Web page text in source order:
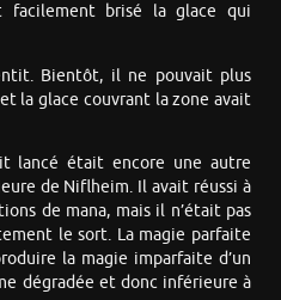
facilement brisé la glace qui
Bientôt, il ne pouvait plus
la glace couvrant la zone avait
lancé était encore une autre
de Niflheim. Il avait réussi à
de mana, mais il n’était pas
le sort. La magie parfaite
la magie imparfaite d’un
dégradée et donc inférieure à